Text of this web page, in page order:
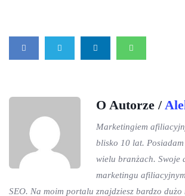
O Autorze /
Marketingiem
blisko 10 lat.
wielu branżach. Swoje
marketingu
SEO. Na moim portalu znajdziesz bardzo